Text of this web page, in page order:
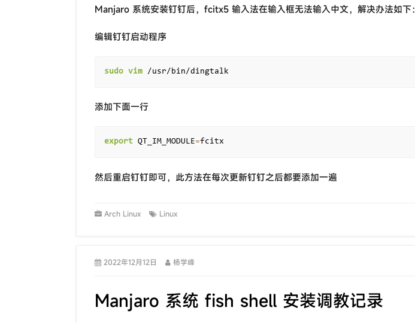
Manjaro 系统安装钉钉后，fcitx5 输入法在输入框无法输入中文，解决办法如下：
编辑钉钉启动程序
sudo vim
添加下面一行
export QT_IM_MODULE=
然后重启钉钉即可，此方法在每次更新钉钉之后都要添加一遍
Arch Linux Linux
2022年12月12日 杨学峰
Manjaro 系统 fish shell 安装调教记录